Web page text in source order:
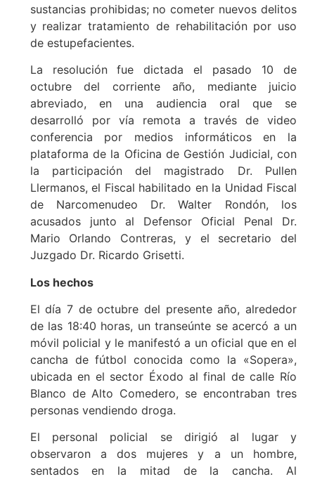
sustancias prohibidas; no cometer nuevos delitos
y realizar tratamiento de rehabilitación por uso
de estupefacientes.
La resolución fue dictada el pasado 10 de
octubre del corriente año, mediante juicio
abreviado, en una audiencia oral que se
desarrolló por vía remota a través de video
conferencia por medios informáticos en la
plataforma de la Oficina de Gestión Judicial, con
la participación del magistrado Dr. Pullen
Llermanos, el Fiscal habilitado en la Unidad Fiscal
de Narcomenudeo Dr. Walter Rondón, los
acusados junto al Defensor Oficial Penal Dr.
Mario Orlando Contreras, y el secretario del
Juzgado Dr. Ricardo Grisetti.
Los hechos
El día 7 de octubre del presente año, alrededor
de las 18:40 horas, un transeúnte se acercó a un
móvil policial y le manifestó a un oficial que en el
cancha de fútbol conocida como la «Sopera»,
ubicada en el sector Éxodo al final de calle Río
Blanco de Alto Comedero, se encontraban tres
personas vendiendo droga.
El personal policial se dirigió al lugar y
observaron a dos mujeres y a un hombre,
sentados en la mitad de la cancha. Al